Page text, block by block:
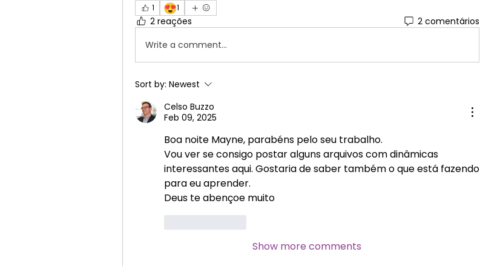
1 😍1
2 reações
2 comentários
Write a comment...
Sort by: Newest
Celso Buzzo
Feb 09, 2025
Boa noite Mayne, parabéns pelo seu trabalho.
Vou ver se consigo postar alguns arquivos com dinâmicas
interessantes aqui. Gostaria de saber também o que está fazendo
para eu aprender.
Deus te abençoe muito
Show more comments